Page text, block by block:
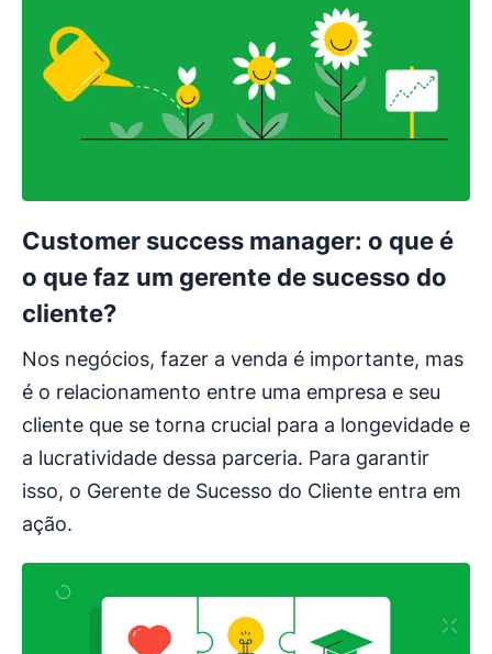
Customer success manager: o que é
o que faz um gerente de sucesso do
cliente?
Nos negócios, fazer a venda é importante, mas
é o relacionamento entre uma empresa e seu
cliente que se torna crucial para a longevidade e
a lucratividade dessa parceria. Para garantir
isso, o Gerente de Sucesso do Cliente entra em
ação.